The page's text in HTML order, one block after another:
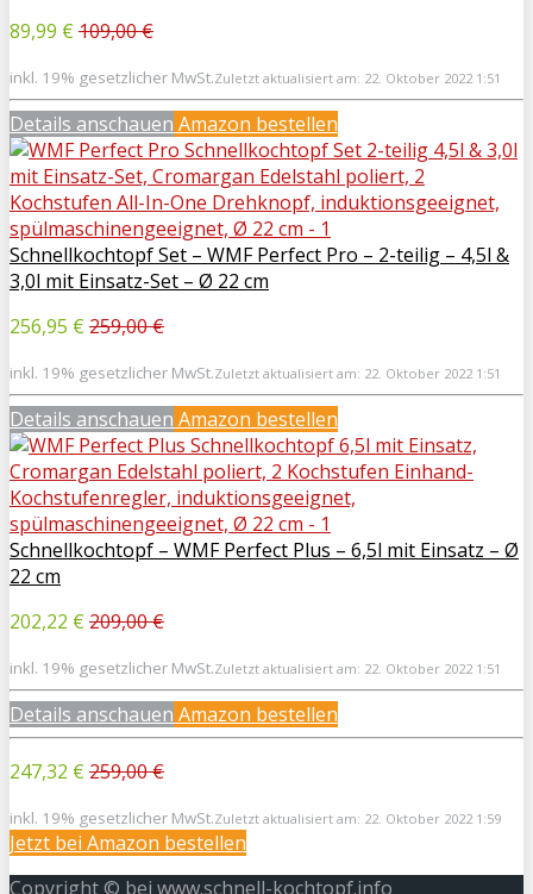
89,99 € 109,00 €
inkl. 19% gesetzlicher MwSt.Zuletzt aktualisiert am: 22. Oktober 2022 1:51
Details anschauen Amazon bestellen
Schnellkochtopf Set – WMF Perfect Pro – 2-teilig – 4,5l &
3,0l mit Einsatz-Set – Ø 22 cm
256,95 € 259,00 €
inkl. 19% gesetzlicher MwSt.Zuletzt aktualisiert am: 22. Oktober 2022 1:51
Details anschauen Amazon bestellen
Schnellkochtopf – WMF Perfect Plus – 6,5l mit Einsatz – Ø
22 cm
202,22 € 209,00 €
inkl. 19% gesetzlicher MwSt.Zuletzt aktualisiert am: 22. Oktober 2022 1:51
Details anschauen Amazon bestellen
247,32 € 259,00 €
inkl. 19% gesetzlicher MwSt.Zuletzt aktualisiert am: 22. Oktober 2022 1:59
Jetzt bei Amazon bestellen
Copyright © bei www.schnell-kochtopf.info